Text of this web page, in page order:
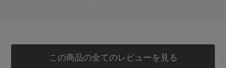
この商品の全てのレビューを見る